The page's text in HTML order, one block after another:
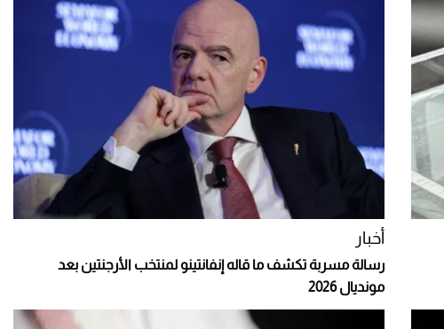
أخبار
رسالة مسربة تكشف ما قاله إنفانتينو لمنتخب الأرجنتين بعد
مونديال 2026